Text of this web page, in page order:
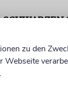
SCHWARZEN
zu den
Webseite
.